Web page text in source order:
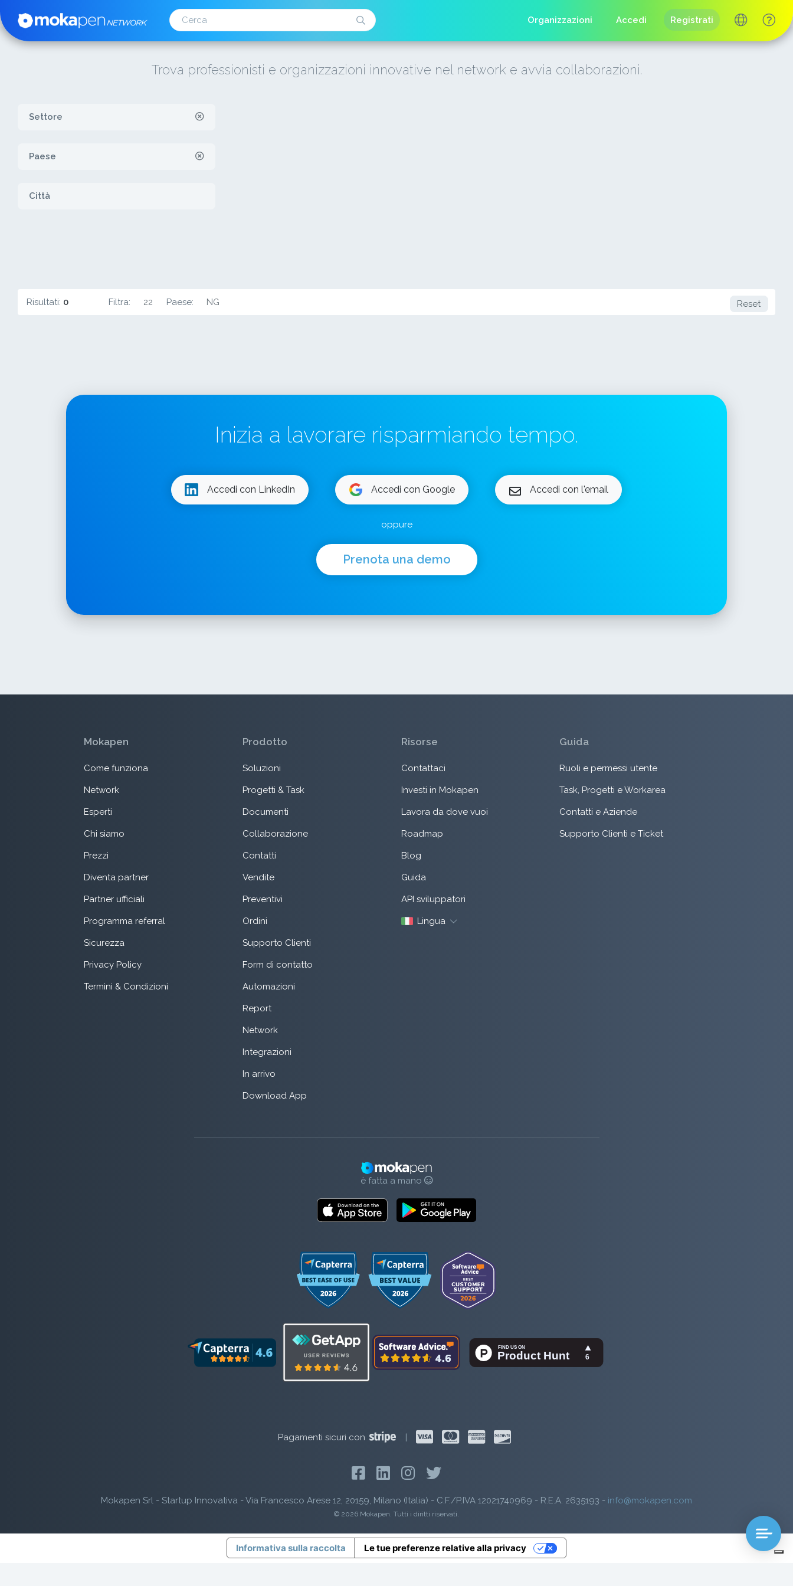
Organizzazioni Accedi Registrati
Trova professionisti e organizzazioni innovative nel network e avvia collaborazioni.
Settore
Paese
Città
Risultati: 0 Filtra: 22 Paese: NG Reset
Inizia a lavorare risparmiando tempo.
Accedi con LinkedIn Accedi con Google Accedi con l'email
oppure
Prenota una demo
Mokapen
Come funziona
Network
Esperti
Chi siamo
Prezzi
Diventa partner
Partner ufficiali
Programma referral
Sicurezza
Privacy Policy
Termini & Condizioni
Prodotto
Soluzioni
Progetti & Task
Documenti
Collaborazione
Contatti
Vendite
Preventivi
Ordini
Supporto Clienti
Form di contatto
Automazioni
Report
Network
Integrazioni
In arrivo
Download App
Risorse
Contattaci
Investi in Mokapen
Lavora da dove vuoi
Roadmap
Blog
Guida
API sviluppatori
Lingua
Guida
Ruoli e permessi utente
Task, Progetti e Workarea
Contatti e Aziende
Supporto Clienti e Ticket
è fatta a mano
Pagamenti sicuri con |
Mokapen Srl - Startup Innovativa - Via Francesco Arese 12, 20159, Milano (Italia) - C.F./P.IVA 12021740969 - R.E.A. 2635193 - info@mokapen.com
© 2026 Mokapen. Tutti i diritti riservati.
Informativa sulla raccolta Le tue preferenze relative alla privacy